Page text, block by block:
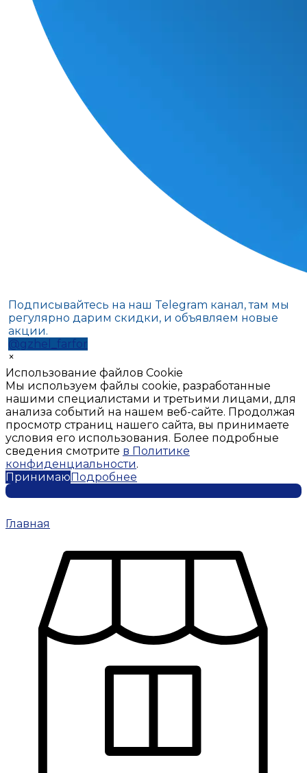
Подписывайтесь на наш Telegram канал, там мы
регулярно дарим скидки, и объявляем новые
акции.
@gzhel_farfor
×
Использование файлов Cookie
Мы используем файлы cookie, разработанные
нашими специалистами и третьими лицами, для
анализа событий на нашем веб-сайте. Продолжая
просмотр страниц нашего сайта, вы принимаете
условия его использования. Более подробные
сведения смотрите в Политике
конфиденциальности.
ПринимаюПодробнее
Главная